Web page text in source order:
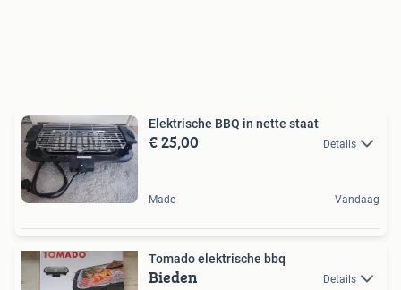
Elektrische BBQ in nette staat
€ 25,00 Details
Made Vandaag
Tomado elektrische bbq
Bieden Details